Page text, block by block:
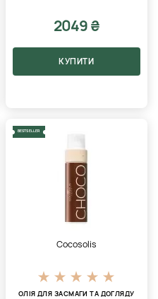
2049 ₴
КУПИТИ
BESTSELLER
Cocosolis
ОЛІЯ ДЛЯ ЗАСМАГИ ТА ДОГЛЯДУ